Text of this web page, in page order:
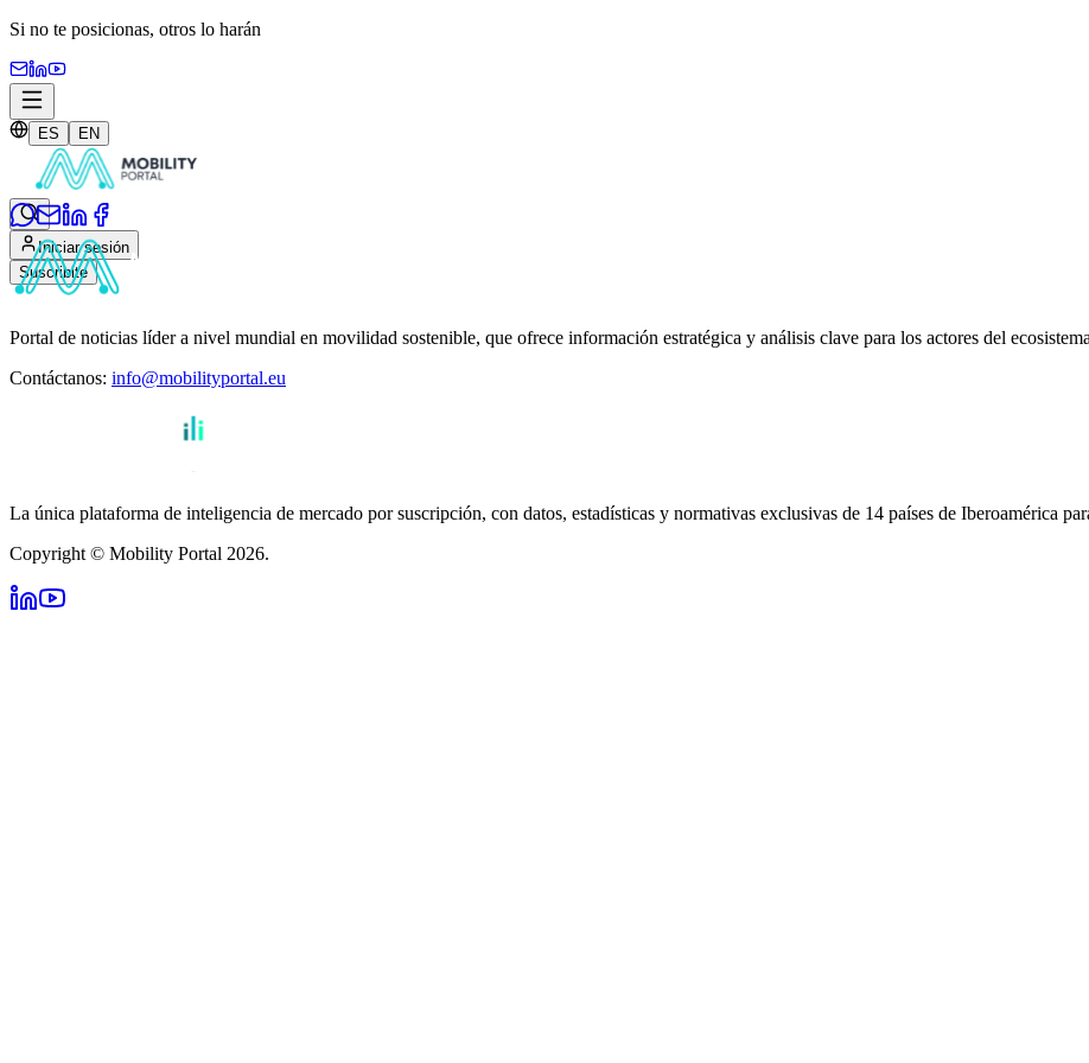
Si no te posicionas, otros lo harán
ES EN
Iniciar sesión
Suscribite
Portal de noticias líder a nivel mundial en movilidad sostenible, que ofrece información estratégica y análisis clave para los actores del
Contáctanos: info@mobilityportal.eu
La única plataforma de inteligencia de mercado por suscripción, con datos, estadísticas y normativas exclusivas de 14 países de Iberoamérica
Copyright © Mobility Portal 2026.